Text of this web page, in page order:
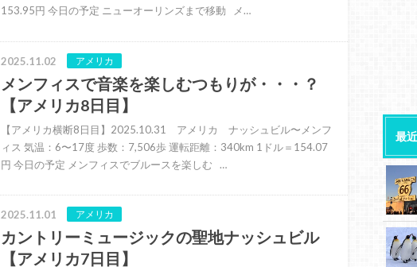
153.95円 今日の予定 ニューオーリンズまで移動 メ…
2025.11.02 アメリカ
メンフィスで音楽を楽しむつもりが・・・？
【アメリカ8日目】
【アメリカ横断8日目】2025.10.31 アメリカ ナッシュビル〜メンフ
ィス 気温：6〜17度 歩数：7,506歩 運転距離：340km 1ドル＝154.07
円 今日の予定 メンフィスでブルースを楽しむ …
2025.11.01 アメリカ
カントリーミュージックの聖地ナッシュビル
【アメリカ7日目】
最